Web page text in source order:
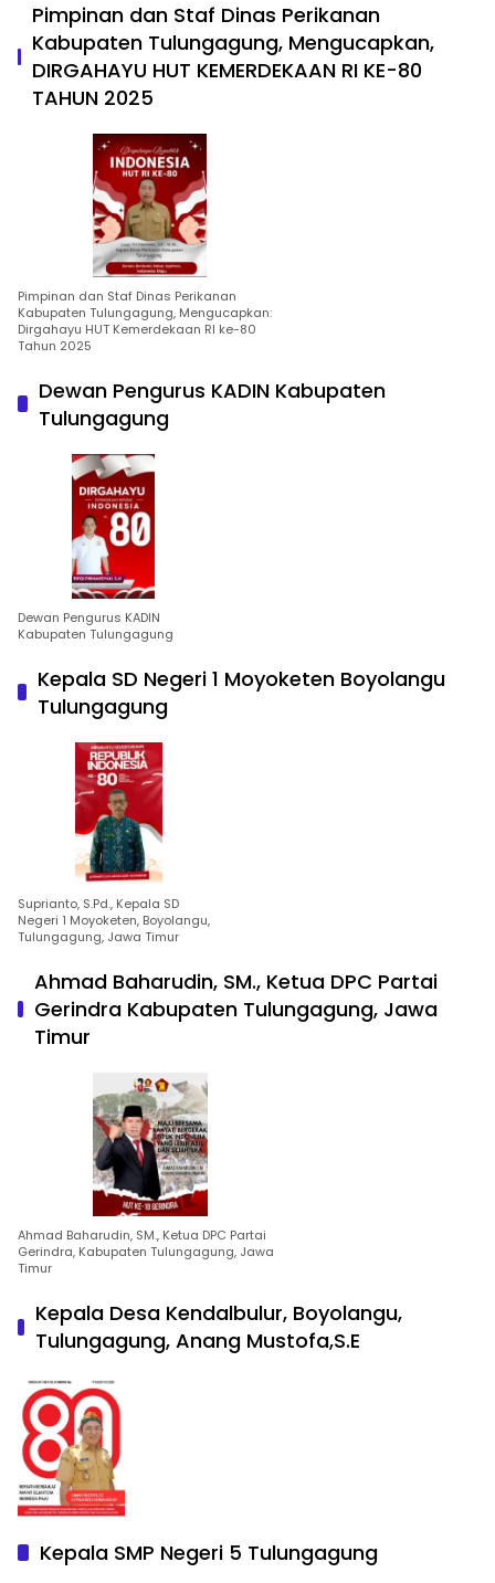
Pimpinan dan Staf Dinas Perikanan
Kabupaten Tulungagung, Mengucapkan,
DIRGAHAYU HUT KEMERDEKAAN RI KE-80
TAHUN 2025
Pimpinan dan Staf Dinas Perikanan
Kabupaten Tulungagung, Mengucapkan:
Dirgahayu HUT Kemerdekaan RI ke-80
Tahun 2025
Dewan Pengurus KADIN Kabupaten
Tulungagung
Dewan Pengurus KADIN
Kabupaten Tulungagung
Kepala SD Negeri 1 Moyoketen Boyolangu
Tulungagung
Suprianto, S.Pd., Kepala SD
Negeri 1 Moyoketen, Boyolangu,
Tulungagung, Jawa Timur
Ahmad Baharudin, SM., Ketua DPC Partai
Gerindra Kabupaten Tulungagung, Jawa
Timur
Ahmad Baharudin, SM., Ketua DPC Partai
Gerindra, Kabupaten Tulungagung, Jawa
Timur
Kepala Desa Kendalbulur, Boyolangu,
Tulungagung, Anang Mustofa,S.E
Kepala SMP Negeri 5 Tulungagung